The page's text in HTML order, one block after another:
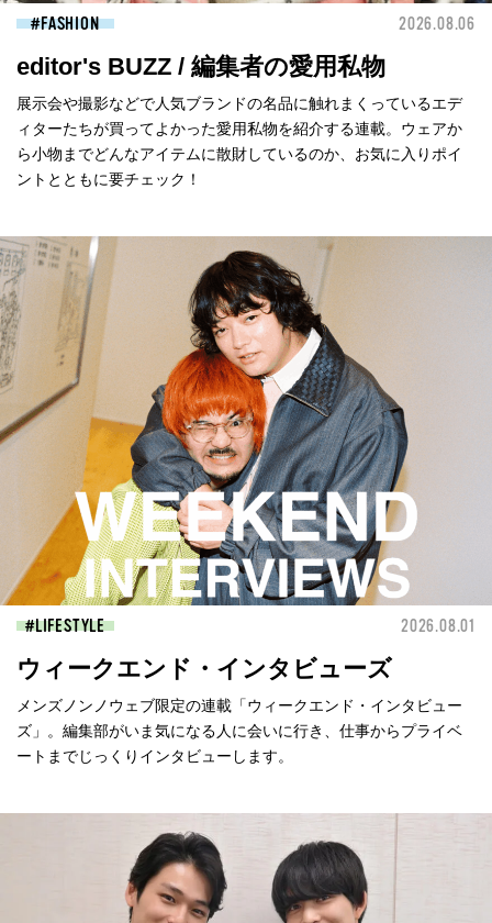
FASHION 2026.08.06
editor's BUZZ / 編集者の愛用私物
展示会や撮影などで人気ブランドの名品に触れまくっているエデ
ィターたちが買ってよかった愛用私物を紹介する連載。ウェアか
ら小物までどんなアイテムに散財しているのか、お気に入りポイ
ントとともに要チェック！
LIFESTYLE 2026.08.01
ウィークエンド・インタビューズ
メンズノンノウェブ限定の連載「ウィークエンド・インタビュー
ズ」。編集部がいま気になる人に会いに行き、仕事からプライベ
ートまでじっくりインタビューします。